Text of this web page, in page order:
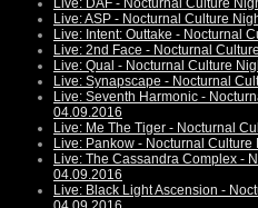
Live: DAF - Nocturnal Culture
Live: ASP - Nocturnal Culture
Live: Intent: Outtake - Nocturnal
Live: 2nd Face - Nocturnal
Live: Qual - Nocturnal Culture
Live: Synapscape - Nocturnal
Live: Seventh Harmonic -
04.09.2016
Live: Me The Tiger - Nocturnal
Live: Pankow - Nocturnal
Live: The Cassandra Complex -
04.09.2016
Live: Black Light Ascension -